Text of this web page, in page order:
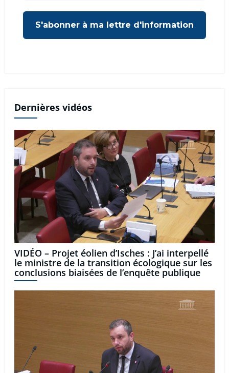
Dernières vidéos
VIDÉO – Projet éolien d’Isches : J’ai interpellé
le ministre de la transition écologique sur les
conclusions biaisées de l’enquête publique